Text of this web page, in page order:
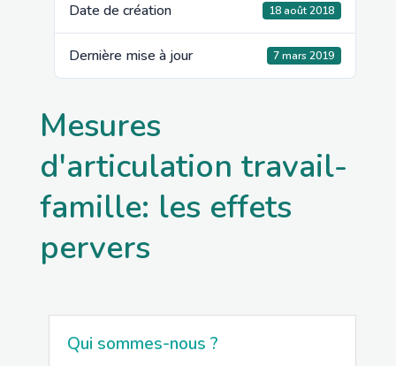
Date de création 18 août 2018
Dernière mise à jour 7 mars 2019
Mesures
d'articulation travail-
famille: les effets
pervers
Qui sommes-nous ?